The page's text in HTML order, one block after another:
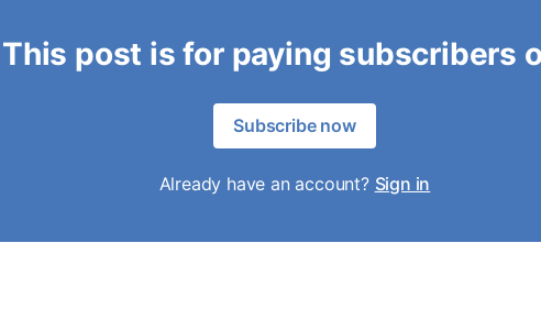
This post is for paying subscribers
Subscribe now
Already have an account? Sign in